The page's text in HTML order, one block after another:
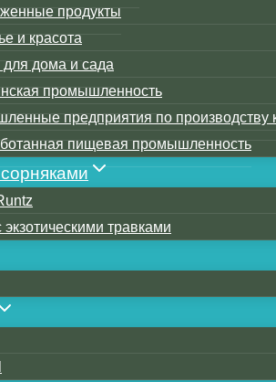
продукты
и красота
дома и сада
промышленность
предприятия по
пищевая промышленность
травками